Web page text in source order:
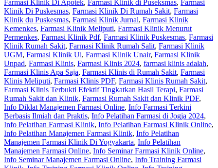
Farmasi Klinik Di Apotek, Farmasi Klinik di Puseksmas, Farmasi
Klinik Di Puskesmas, Farmasi Klinik Di Rumah Sakit, Farmasi
Klinik du Puskesmas, Farmasi Klinik Jurnal, Farmasi Klinik
Kemenkes, Farmasi Klinik Meliputi, Farmasi Klinik Menurut
Permenkes, Farmasi Klinik Pdf, Farmasi Klinik Puskesmas, Farmasi
Klinik Rumah Sakit, Farmasi Klinik Rumah Salit, Farmasi Klinik
UGM, Farmasi Klinik Ui, Farmasi Klinik Unair, Farmasi Klinik
Unpad, Farmasi Klinis, Farmasi Klinis 2024, farmasi klinis adalah,
Farmasi Klinis Apa Saja, Farmasi Klinis di Rumah Sakit, Farmasi
Klinis Meliputi, Farmasi Klinis PDF, Farmasi Klinis Rumah Sakit,
Farmasi Klinis Terbukti Efektif Tingkatkan Hasil Terapi, Farmasi
Rumah Sakit dan Klinik, Farmasi Rumah Sakit dan Klinik PDF,
Info Diklat Manajemen Farmasi Online, Info Farmasi Terkini
Berbasis Ilmiah dan Praktis, Info Pelatihan Farmasi di Jogja 2024,
Info Pelatihan Farmasi Klinik, Info Pelatihan Farmasi Klinik Online,
Info Pelatihan Manajemen Farmasi Klinik, Info Pelatihan
Manajemen Farmasi Klinik Di Yogyakarta, Info Pelatihan
Manajemen Farmasi Online, Info Seminar Farmasi Klinik Online,
Info Seminar Manajemen Farmasi Online, Info Training Farmasi